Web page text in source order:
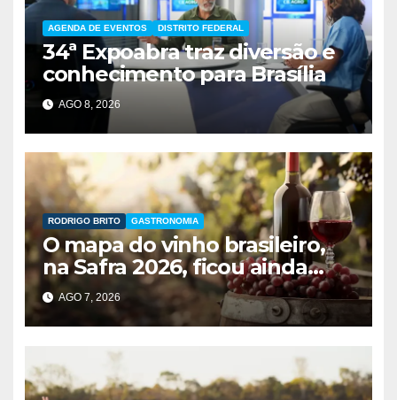
AGENDA DE EVENTOS DISTRITO FEDERAL
34ª Expoabra traz diversão e
conhecimento para Brasília
AGO 8, 2026
GASTRONOMIA
RODRIGO BRITO
O mapa do vinho brasileiro,
na Safra 2026, ficou ainda
maior
AGO 7, 2026